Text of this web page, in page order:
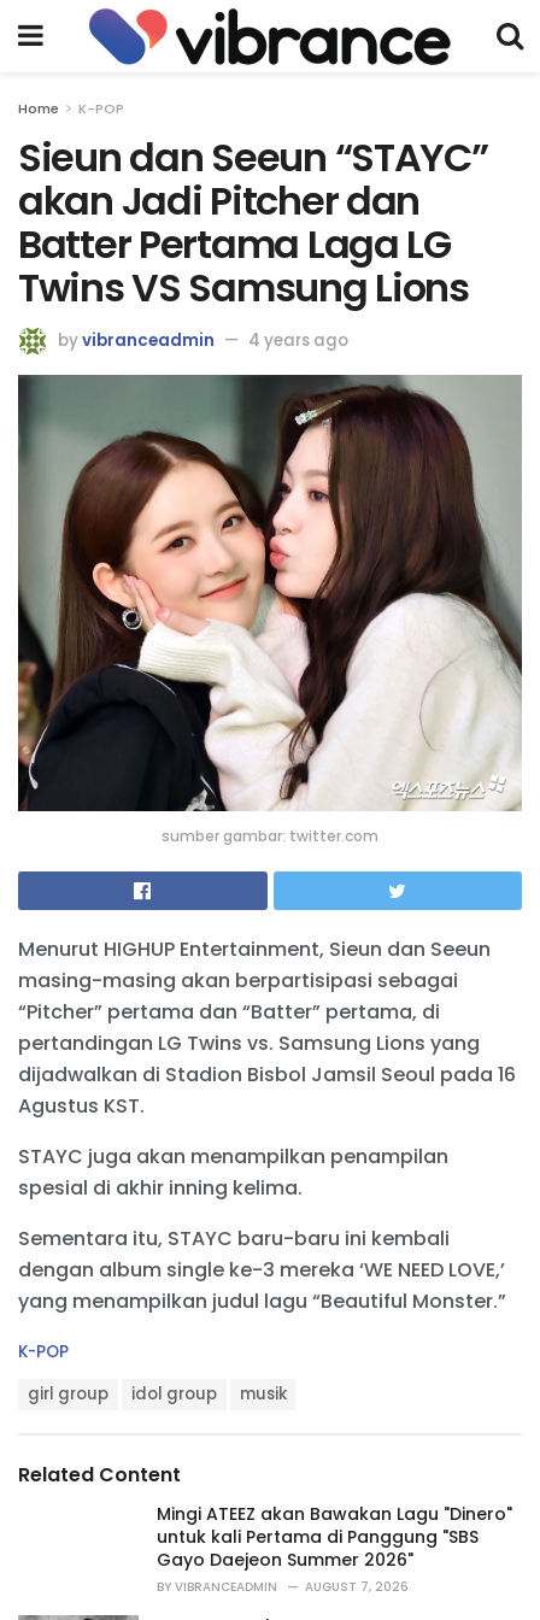
Home K-POP
Sieun dan Seeun “STAYC”
akan Jadi Pitcher dan
Batter Pertama Laga LG
Twins VS Samsung Lions
byvibranceadmin 4 years ago
sumber gambar: twitter.com
Menurut HIGHUP Entertainment, Sieun dan Seeun
masing-masing akan berpartisipasi sebagai
“Pitcher” pertama dan “Batter” pertama, di
pertandingan LG Twins vs. Samsung Lions yang
dijadwalkan di Stadion Bisbol Jamsil Seoul pada 16
Agustus KST.
STAYC juga akan menampilkan penampilan
spesial di akhir inning kelima.
Sementara itu, STAYC baru-baru ini kembali
dengan album single ke-3 mereka ‘WE NEED LOVE,’
yang menampilkan judul lagu “Beautiful Monster.”
C
r
K-POP
:
girl group idol group musik
Related Content
Mingi ATEEZ akan Bawakan Lagu "Dinero"
untuk kali Pertama di Panggung "SBS
Gayo Daejeon Summer 2026"
BY VIBRANCEADMIN AUGUST 7, 2026